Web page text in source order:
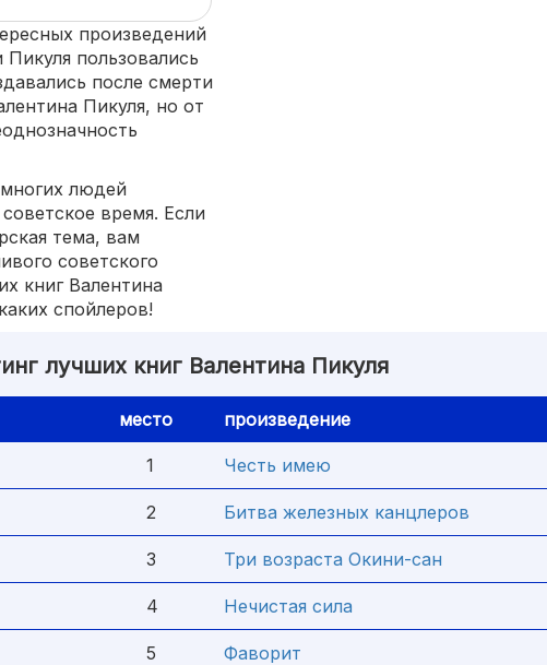
произведений
пользовались
после смерти
Пикуля, но от
людей
время. Если
тема, вам
советского
книг Валентина
спойлеров!
лучших книг Валентина Пикуля
место произведение
1 Честь имею
2 Битва железных канцлеров
3 Три возраста Окини-сан
4 Нечистая сила
5 Фаворит